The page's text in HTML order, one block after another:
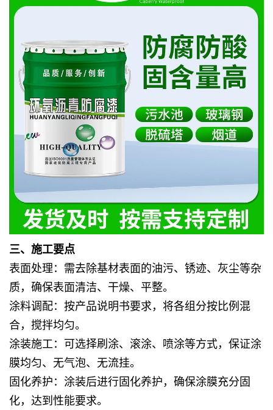
三、施工要点
表面处理：需去除基材表面的油污、锈迹、灰尘等杂
质，确保表面清洁、干燥、平整。
涂料调配：按产品说明书要求，将各组分按比例混
合，搅拌均匀。
涂装施工：可选择刷涂、滚涂、喷涂等方式，保证涂
膜均匀、无气泡、无流挂。
固化养护：涂装后进行固化养护，确保涂膜充分固
化，达到性能要求。